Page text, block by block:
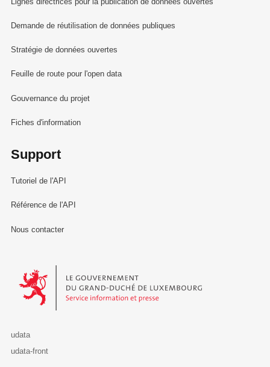
Demande de réutilisation de données publiques
Stratégie de données ouvertes
Feuille de route pour l'open data
Gouvernance du projet
Fiches d'information
Support
Tutoriel de l'API
Référence de l'API
Nous contacter
Le Gouvernement du Grand-Duché de Luxembourg - Service
udata
udata-front